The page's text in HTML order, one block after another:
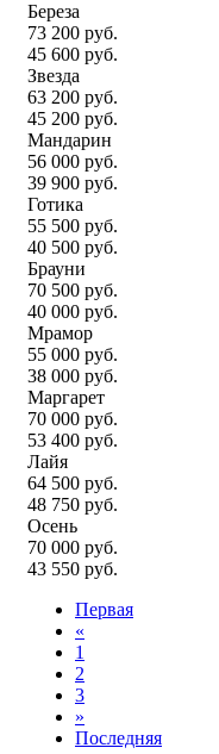
Береза
73 200 руб.
45 600 руб.
Звезда
63 200 руб.
45 200 руб.
Мандарин
56 000 руб.
39 900 руб.
Готика
55 500 руб.
40 500 руб.
Брауни
70 500 руб.
40 000 руб.
Мрамор
55 000 руб.
38 000 руб.
Маргарет
70 000 руб.
53 400 руб.
Лайя
64 500 руб.
48 750 руб.
Осень
70 000 руб.
43 550 руб.
Первая
«
1
2
3
»
Последняя